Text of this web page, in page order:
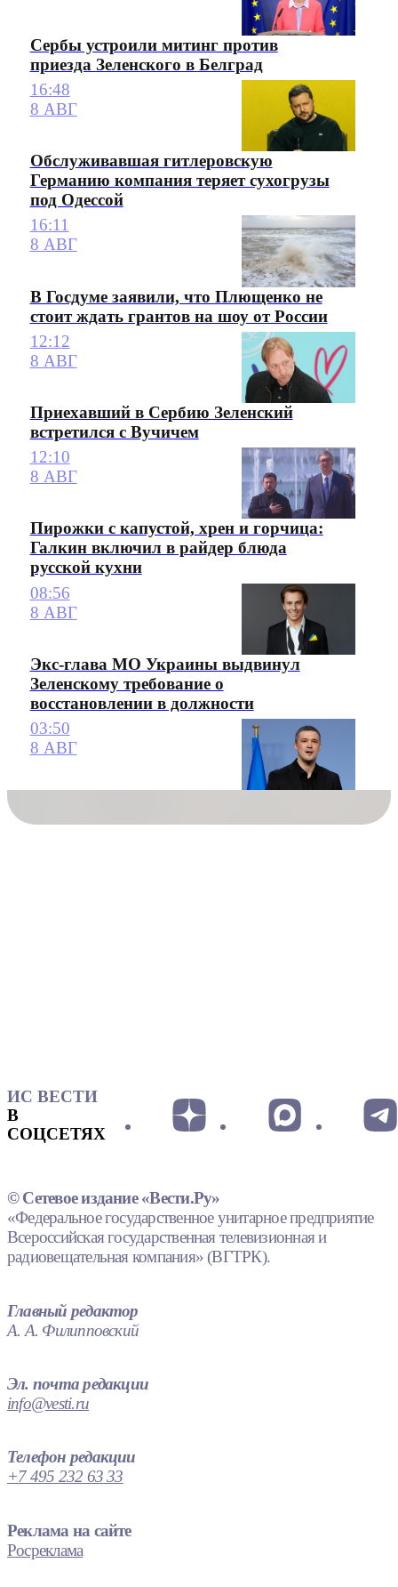
Сербы устроили митинг против
приезда Зеленского в Белград
16:48
8 АВГ
Обслуживавшая гитлеровскую
Германию компания теряет сухогрузы
под Одессой
16:11
8 АВГ
В Госдуме заявили, что Плющенко не
стоит ждать грантов на шоу от России
12:12
8 АВГ
Приехавший в Сербию Зеленский
встретился с Вучичем
12:10
8 АВГ
Пирожки с капустой, хрен и горчица:
Галкин включил в райдер блюда
русской кухни
08:56
8 АВГ
Экс-глава МО Украины выдвинул
Зеленскому требование о
восстановлении в должности
03:50
8 АВГ
ИС ВЕСТИ
В
СОЦСЕТЯХ
© Сетевое издание «Вести.Ру»
«Федеральное государственное унитарное предприятие
Всероссийская государственная телевизионная и
радиовещательная компания» (ВГТРК).
Главный редактор
А. А. Филипповский
Эл. почта редакции
info@vesti.ru
Телефон редакции
+7 495 232 63 33
Реклама на сайте
Росреклама